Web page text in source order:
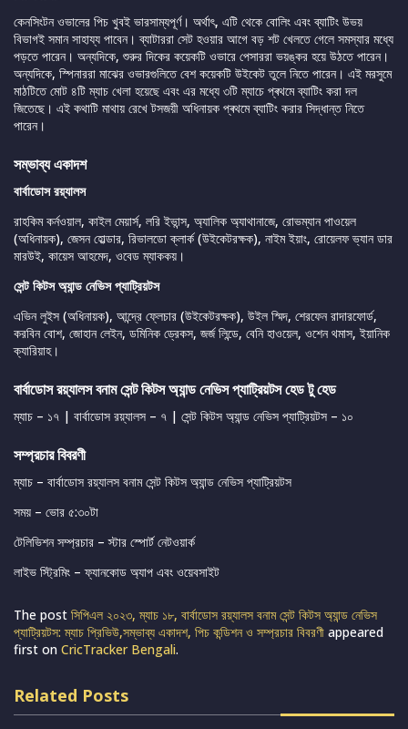
কেনসিংটন ওভালের পিচ খুবই ভারসাম্যপূর্ণ। অর্থাৎ, এটি থেকে বোলিং এবং ব্যাটিং উভয়
বিভাগই সমান সাহায্য পাবেন। ব্যাটাররা সেট হওয়ার আগে বড় শট খেলতে গেলে সমস্যার মধ্যে
পড়তে পারেন। অন্যদিকে, শুরুর দিকের কয়েকটি ওভারে পেসাররা ভয়ঙ্কর হয়ে উঠতে পারেন।
অন্যদিকে, স্পিনাররা মাঝের ওভারগুলিতে বেশ কয়েকটি উইকেট তুলে নিতে পারেন। এই মরসুমে
মাঠটিতে মোট ৪টি ম্যাচ খেলা হয়েছে এবং এর মধ্যে ৩টি ম্যাচে প্ৰথমে ব্যাটিং করা দল
জিতেছে। এই কথাটি মাথায় রেখে টসজয়ী অধিনায়ক প্ৰথমে ব্যাটিং করার সিদ্ধান্ত নিতে
পারেন।
সম্ভাব্য একাদশ
বার্বাডোস রয়্যালস
রাহকিম কর্নওয়াল, কাইল মেয়ার্স, লরি ইভান্স, অ্যালিক অ্যাথানাজে, রোভম্যান পাওয়েল
(অধিনায়ক), জেসন হোল্ডার, রিভালডো ক্লার্ক (উইকেটরক্ষক), নাইম ইয়াং, রোয়েলফ ভ্যান ডার
মারউই, কায়েস আহমেদ, ওবেড ম্যাককয়।
সেন্ট কিটস অ্যান্ড নেভিস প্যাট্রিয়টস
এভিন লুইস (অধিনায়ক), আন্দ্রে ফ্লেচার (উইকেটরক্ষক), উইল স্মিদ, শেরফেন রাদারফোর্ড,
করবিন বোশ, জোহান লেইন, ডমিনিক ড্রেকস, জর্জ লিন্ডে, বেনি হাওয়েল, ওশেন থমাস, ইয়ানিক
ক্যারিয়াহ।
বার্বাডোস রয়্যালস বনাম সেন্ট কিটস অ্যান্ড নেভিস প্যাট্রিয়টস হেড টু হেড
ম্যাচ – ১৭ | বার্বাডোস রয়্যালস – ৭ | সেন্ট কিটস অ্যান্ড নেভিস প্যাট্রিয়টস – ১০
সম্প্রচার বিবরণী
ম্যাচ – বার্বাডোস রয়্যালস বনাম সেন্ট কিটস অ্যান্ড নেভিস প্যাট্রিয়টস
সময় – ভোর ৫:৩০টা
টেলিভিশন সম্প্রচার – স্টার স্পোর্ট নেটওয়ার্ক
লাইভ স্ট্রিমিং – ফ্যানকোড অ্যাপ এবং ওয়েবসাইট
The post সিপিএল ২০২৩, ম্যাচ ১৮, বার্বাডোস রয়্যালস বনাম সেন্ট কিটস অ্যান্ড নেভিস
প্যাট্রিয়টস: ম্যাচ প্রিভিউ,সম্ভাব্য একাদশ, পিচ কন্ডিশন ও সম্প্রচার বিবরণী appeared
first on CricTracker Bengali.
Related Posts